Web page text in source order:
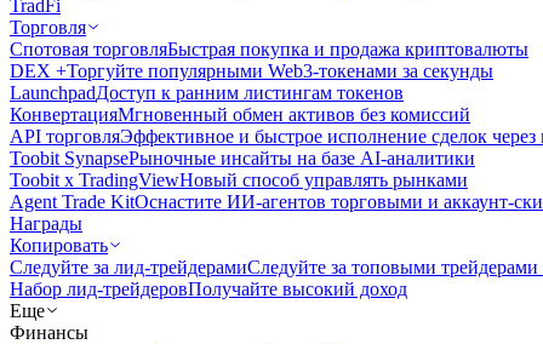
TradFi
Торговля
Спотовая торговляБыстрая покупка и продажа криптовалюты
DEX +Торгуйте популярными Web3-токенами за секунды
LaunchpadДоступ к ранним листингам токенов
КонвертацияМгновенный обмен активов без комиссий
API торговляЭффективное и быстрое исполнение сделок
Toobit SynapseРыночные инсайты на базе AI-аналитики
Toobit x TradingViewНовый способ управлять рынками
Agent Trade KitОснастите ИИ-агентов торговыми и аккаунт-
Награды
Копировать
Следуйте за лид-трейдерамиСледуйте за топовыми
Набор лид-трейдеровПолучайте высокий доход
Еще
Финансы